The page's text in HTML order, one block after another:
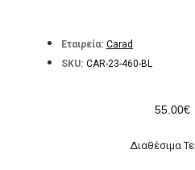
Εταιρεία: Carad
SKU: CAR-23-460-BL
55.00€
Διαθέσιμα